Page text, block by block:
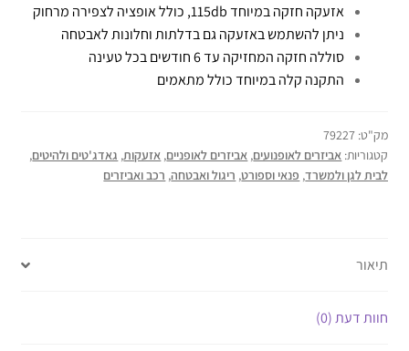
אזעקה חזקה במיוחד 115db, כולל אופציה לצפירה מרחוק
ניתן להשתמש באזעקה גם בדלתות וחלונות לאבטחה
סוללה חזקה המחזיקה עד 6 חודשים בכל טעינה
התקנה קלה במיוחד כולל מתאמים
מק"ט: 79227
קטגוריות: אביזרים לאופנועים, אביזרים לאופניים, אזעקות, גאדג'טים ולהיטים,
לבית לגן ולמשרד, פנאי וספורט, ריגול ואבטחה, רכב ואביזרים
תיאור
חוות דעת (0)